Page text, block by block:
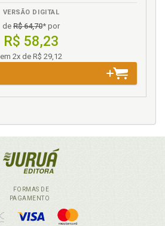
VERSÃO DIGITAL
de R$ 64,70* por
R$ 58,23
em 2x de R$ 29,12
FORMAS DE
PAGAMENTO